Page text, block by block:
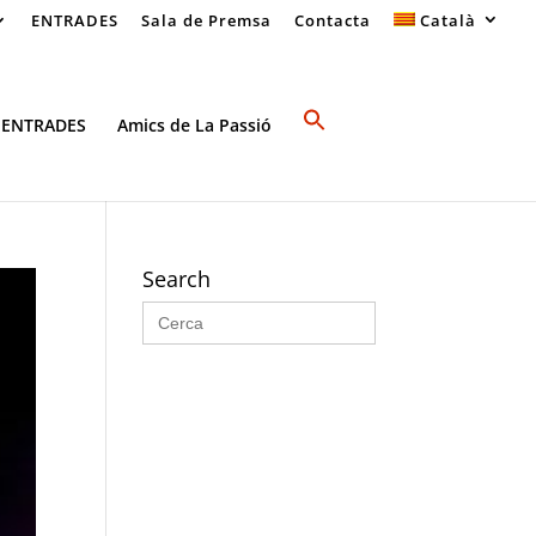
ENTRADES Sala de Premsa Contacta Català
Amics de La Passió
Search
Search
for: